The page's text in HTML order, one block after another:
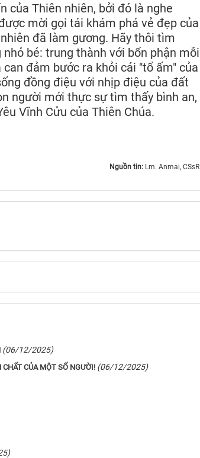
của Thiên nhiên, bởi đó là nghe
mời gọi tái khám phá vẻ đẹp của
đã làm gương. Hãy thôi tìm
bé: trung thành với bổn phận mỗi
can đảm bước ra khỏi cái "tổ ấm" của
đồng điệu với nhịp điệu của đất
người mới thực sự tìm thấy bình an,
Vĩnh Cửu của Thiên Chúa.
Nguồn tin: Lm. Anmai, CSsR
(06/12/2025)
CỦA MỘT SỐ NGƯỜI! (06/12/2025)